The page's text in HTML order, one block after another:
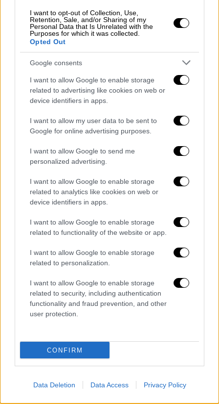
I want to opt-out of Collection, Use,
Retention, Sale, and/or Sharing of my
Personal Data that Is Unrelated with the
Purposes for which it was collected.
Opted Out
Google consents
I want to allow Google to enable storage
related to advertising like cookies on web or
device identifiers in apps.
I want to allow my user data to be sent to
Google for online advertising purposes.
I want to allow Google to send me
personalized advertising.
I want to allow Google to enable storage
related to analytics like cookies on web or
device identifiers in apps.
I want to allow Google to enable storage
related to functionality of the website or app.
I want to allow Google to enable storage
related to personalization.
I want to allow Google to enable storage
related to security, including authentication
functionality and fraud prevention, and other
user protection.
CONFIRM
Data Deletion Data Access Privacy Policy
Στην Κουμουνδούρου επιμένουν ότι η
προανακριτική επιτροπή, εφόσον
συγκροτηθεί,θα πρέπει να συμπεριλάβει και
τον πρώην πρωθυπουργό,
και όχι μόνο τον
πρώηναναπληρωτή υπουργό Δικαιοσύνης
Δημήτρη Παπαγγελόπουλο, και
επαναλαμβάνουν ότι κεντρικός στόχος είναι
ο αποπροσανατολισμός από το πραγματικό
σκάνδαλο. Ποιο είναι αυτό; Σύμφωνα με
του ΣΥΡΙΖΑ,Όλγα Γεροβασίλη,
το πραγματικό
σκάνδαλο Novartis βρίσκεται
στη δικογραφία που αφορά τον πρώην
υπουργό Υγείας του ΠΑΣΟΚ, Ανδρέα
Λοβέρδο.
Η Όλγα Γεροβασίλη θεωρεί ότι δεν είναι
καθόλου τυχαίος ο χρόνος διαβίβασης της
δικογραφίας για τη δήθεν «σκευωρία» στη
Βουλή, καθώς συμπίπτει χρονικά με την
εξέταση από την αρμόδια επιτροπή του
αιτήματος της εισαγγελέως Εγκλημάτων
Διαφθοράς για την άρση της ασυλίας
Λοβέρδου. Σύμφωνα δε με το σχετικό
διωχθεί για το κακούργημα της δωροληψίας,
καθώς σε αυτό περιγράφονται οι
υπερτιμολογήσεις των φαρμάκων οι οποίες